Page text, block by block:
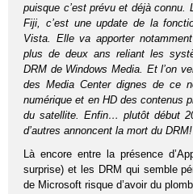
puisque c’est prévu et déjà
Fiji, c’est une update de la
Vista. Elle va apporter
plus de deux ans reliant les
DRM de Windows Media. Et l’on
des Media Center dignes de ce
numérique et en HD des contenus
du satellite. Enfin… plutôt début
d’autres annoncent la mort du DRM!
Là encore entre la présence
surprise) et les DRM qui semble
de Microsoft risque d’avoir du plomb